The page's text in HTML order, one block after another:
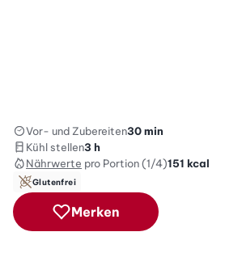
Vor- und Zubereiten30 min
Kühl stellen3 h
Nährwerte pro Portion (1/4)151 kcal
Glutenfrei
Merken